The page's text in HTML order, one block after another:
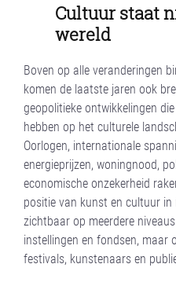
Cultuur staat
wereld
Boven op alle veranderingen
komen de laatste jaren ook
geopolitieke ontwikkelingen
hebben op het culturele
Oorlogen, internationale
energieprijzen, woningnood,
economische onzekerheid
positie van kunst en cultuur in
zichtbaar op meerdere
instellingen en fondsen, maar
festivals, kunstenaars en